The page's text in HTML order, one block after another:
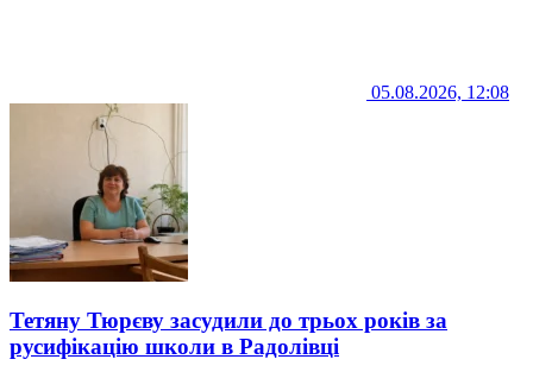
05.08.2026, 12:08
Тетяну Тюрєву засудили до трьох років за
русифікацію школи в Радолівці